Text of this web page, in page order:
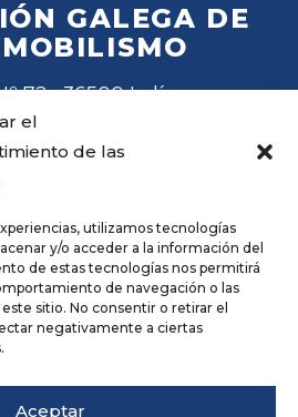
el
de las
utilizamos tecnologías
y/o acceder a la información del
de estas tecnologías nos permitirá
de navegación o las
sitio. No consentir o retirar el
negativamente a ciertas
Aceptar
GALEGA DE
72 · 36500 Lalín
. 988 27 28 41
fga@fga.es
Hora local:
Aviso legal